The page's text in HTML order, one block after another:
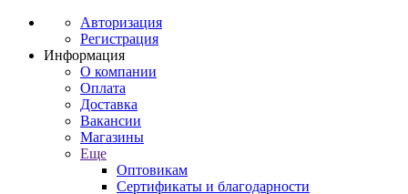
Авторизация
Регистрация
Информация
О компании
Оплата
Доставка
Вакансии
Магазины
Еще
Оптовикам
Сертификаты и благодарности